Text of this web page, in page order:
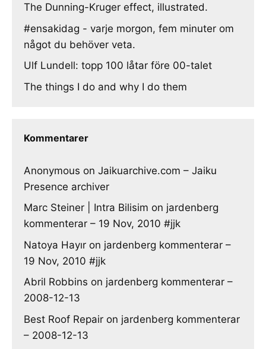
The Dunning-Kruger effect, illustrated.
#ensakidag - varje morgon, fem minuter om
något du behöver veta.
Ulf Lundell: topp 100 låtar före 00-talet
The things I do and why I do them
Kommentarer
Anonymous on Jaikuarchive.com – Jaiku
Presence archiver
Marc Steiner | Intra Bilisim on jardenberg
kommenterar – 19 Nov, 2010 #jjk
Natoya Hayır on jardenberg kommenterar –
19 Nov, 2010 #jjk
Abril Robbins on jardenberg kommenterar –
2008-12-13
Best Roof Repair on jardenberg kommenterar
– 2008-12-13